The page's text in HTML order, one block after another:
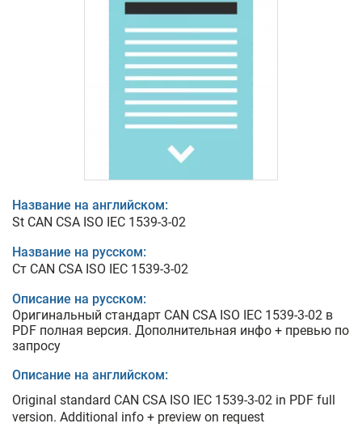
Название на английском:
St CAN CSA ISO IEC 1539-3-02
Название на русском:
Ст CAN CSA ISO IEC 1539-3-02
Описание на русском:
Оригинальный стандарт CAN CSA ISO IEC 1539-3-02 в
PDF полная версия. Дополнительная инфо + превью по
запросу
Описание на английском:
Original standard CAN CSA ISO IEC 1539-3-02 in PDF full
version. Additional info + preview on request